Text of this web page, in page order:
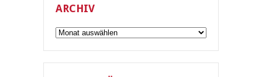
ARCHIV
Archiv